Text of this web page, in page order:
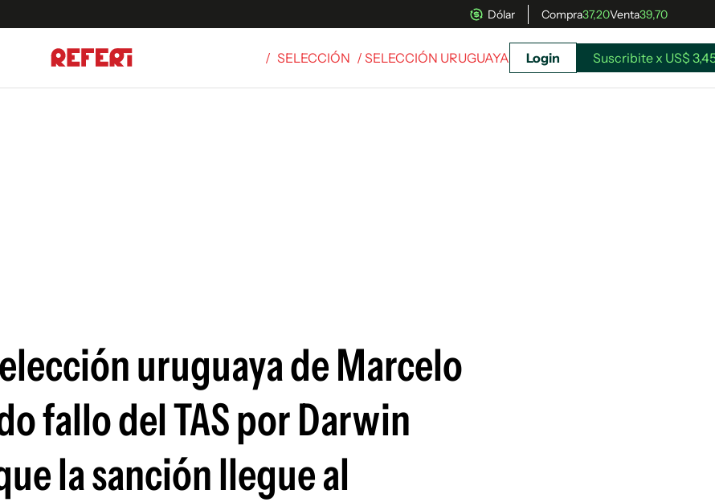
Dólar Compra37,20Venta39,70
Suscribite x US$ 3,45
Siguenos en:
/ SELECCIÓN / SELECCIÓN URUGUAYA Login Suscribite x US$
uruguaya de Marcelo
fallo del TAS por Darwin
la sanción llegue al